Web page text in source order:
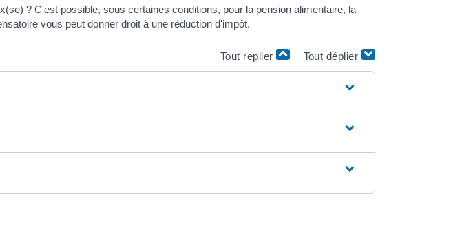
? C'est possible, sous certaines conditions, pour la pension alimentaire, la
vous peut donner droit à une réduction d'impôt.
Tout replier Tout déplier